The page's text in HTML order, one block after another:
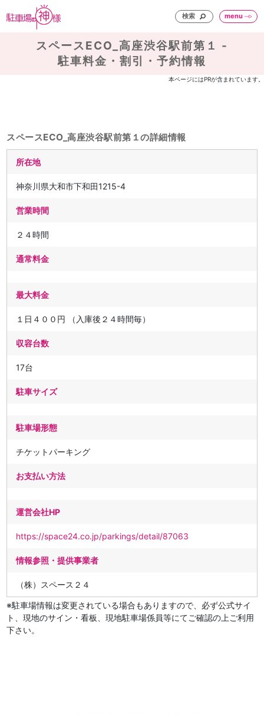
検索 menu
スペースECO_高座渋谷駅前第１ -
駐車料金・割引・予約情報
本ページにはPRが含まれています。
スペースECO_高座渋谷駅前第１の詳細情報
所在地
神奈川県大和市下和田1215-4
営業時間
２４時間
通常料金
最大料金
１日４００円 （入庫後２４時間毎）
収容台数
17台
駐車サイズ
駐車場形態
チケットパーキング
お支払い方法
運営会社HP
https://space24.co.jp/parkings/detail/87063
情報参照・提供事業者
（株）スペース２４
※駐車場情報は変更されている場合もありますので、必ず公式サイ
ト、現地のサイン・看板、現地駐車場係員等にてご確認の上ご利用
下さい。